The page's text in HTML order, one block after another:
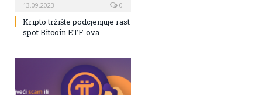
13.09.2023 0
Kripto tržište podcjenjuje rast
spot Bitcoin ETF-ova